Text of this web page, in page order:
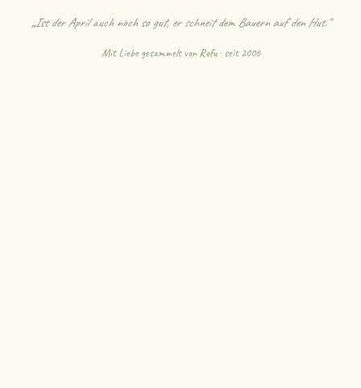
„Ist der April auch noch so gut, er schneit dem Bauern auf den Hut."
Mit Liebe gesammelt vonRofu· seit 2006